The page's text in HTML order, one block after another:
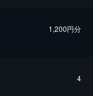
1,200円分
4